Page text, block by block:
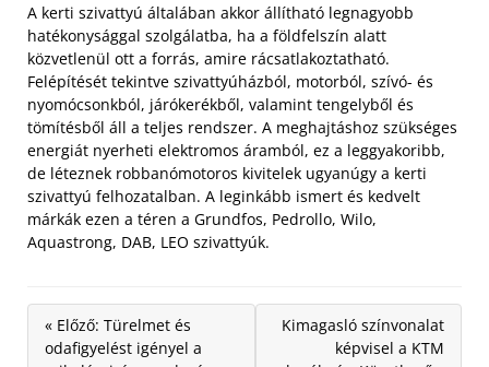
A kerti szivattyú általában akkor állítható legnagyobb
hatékonysággal szolgálatba, ha a földfelszín alatt
közvetlenül ott a forrás, amire rácsatlakoztatható.
Felépítését tekintve szivattyúházból, motorból, szívó- és
nyomócsonkból, járókerékből, valamint tengelyből és
tömítésből áll a teljes rendszer. A meghajtáshoz szükséges
energiát nyerheti elektromos áramból, ez a leggyakoribb,
de léteznek robbanómotoros kivitelek ugyanúgy a kerti
szivattyú felhozatalban. A leginkább ismert és kedvelt
márkák ezen a téren a Grundfos, Pedrollo, Wilo,
Aquastrong, DAB, LEO szivattyúk.
« Előző: Türelmet és
odafigyelést igényel a
Kimagasló színvonalat
képvisel a KTM